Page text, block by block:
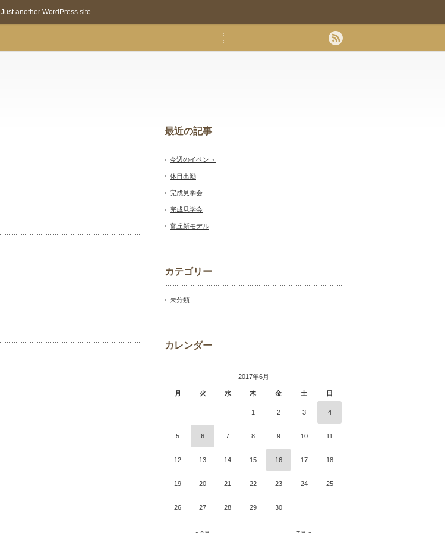
Just another WordPress site
最近の記事
今週のイベント
休日出勤
完成見学会
完成見学会
富丘新モデル
カテゴリー
未分類
カレンダー
2017年6月
月 火 水 木 金 土 日
1 2 3 4
5 6 7 8 9 10 11
12 13 14 15 16 17 18
19 20 21 22 23 24 25
26 27 28 29 30